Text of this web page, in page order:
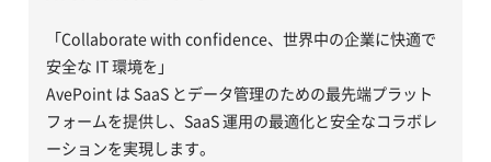
「Collaborate with confidence、世界中の企業に快適で
安全な IT 環境を」
AvePoint は SaaS とデータ管理のための最先端プラット
フォームを提供し、SaaS 運用の最適化と安全なコラボレ
ーションを実現します。